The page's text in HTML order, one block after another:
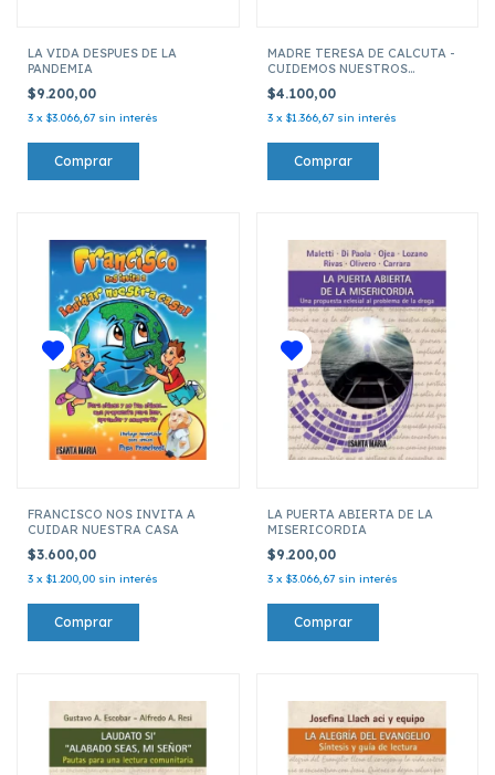
LA VIDA DESPUES DE LA
PANDEMIA
$9.200,00
3 x $3.066,67 sin interés
MADRE TERESA DE CALCUTA -
CUIDEMOS NUESTROS
$4.100,00
3 x $1.366,67 sin interés
FRANCISCO NOS INVITA A
CUIDAR NUESTRA CASA
$3.600,00
3 x $1.200,00 sin interés
LA PUERTA ABIERTA DE LA
MISERICORDIA
$9.200,00
3 x $3.066,67 sin interés